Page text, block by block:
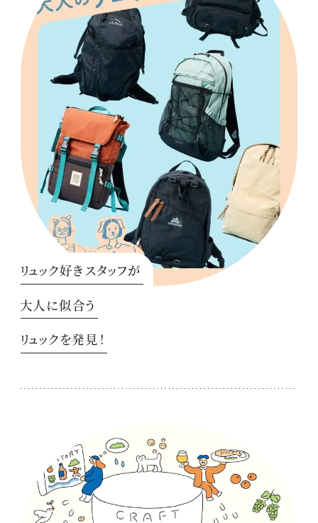
リュック好きスタッフが
大人に似合う
リュックを発見！